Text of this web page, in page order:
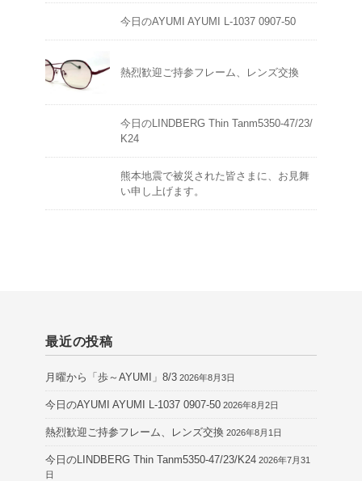
今日のAYUMI AYUMI L-1037 0907-50
熱烈歓迎ご持参フレーム、レンズ交換
今日のLINDBERG Thin Tanm5350-47/23/
K24
熊本地震で被災された皆さまに、お見舞
い申し上げます。
最近の投稿
月曜から「歩～AYUMI」8/3 2026年8月3日
今日のAYUMI AYUMI L-1037 0907-50 2026年8月2日
熱烈歓迎ご持参フレーム、レンズ交換 2026年8月1日
今日のLINDBERG Thin Tanm5350-47/23/K24 2026年7月31
日